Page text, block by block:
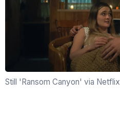
Still 'Ransom Canyon' via Netflix